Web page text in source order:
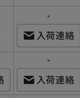
×
×